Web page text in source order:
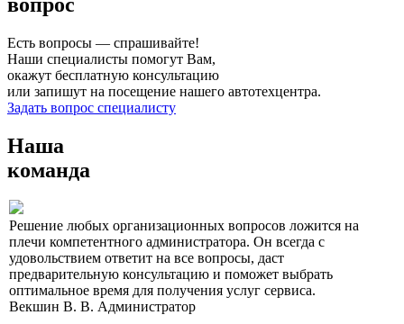
Есть вопросы — спрашивайте!
Наши специалисты помогут Вам,
окажут бесплатную консультацию
или запишут на посещение нашего автотехцентра.
Задать вопрос специалисту
Наша
команда
Решение любых организационных вопросов ложится на
плечи компетентного администратора. Он всегда с
удовольствием ответит на все вопросы, даст
предварительную консультацию и поможет выбрать
оптимальное время для получения услуг сервиса.
Векшин В. В. Администратор